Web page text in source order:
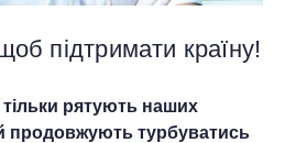
підтримати країну!
тільки рятують наших
й продовжують турбуватись